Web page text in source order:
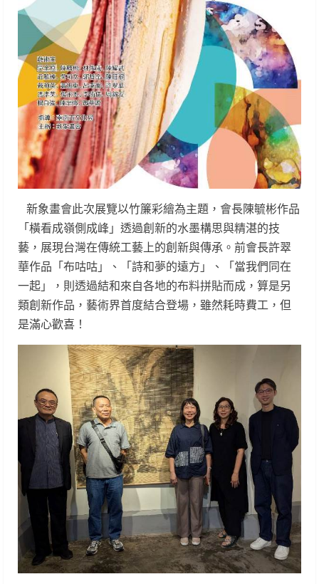
新象畫會此次展覽以竹簾彩繪為主題，會長陳毓彬作品
「橫看成嶺側成峰」透過創新的水墨構思與精湛的技
藝，展現台灣在傳統工藝上的創新與傳承。前會長許翠
華作品「布咕咕」、「詩和夢的遠方」、「當我們同在
一起」，則透過結和來自各地的布料拼貼而成，算是另
類創新作品，藝術界首度結合登場，雖然耗時費工，但
是滿心歡喜！